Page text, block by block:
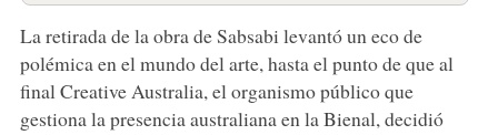
La retirada de la obra de Sabsabi levantó un eco de
polémica en el mundo del arte, hasta el punto de que al
final Creative Australia, el organismo público que
gestiona la presencia australiana en la Bienal, decidió